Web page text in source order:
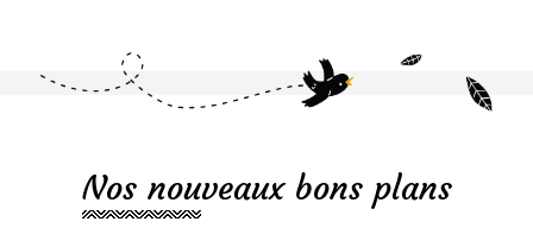
Nos nouveaux bons plans